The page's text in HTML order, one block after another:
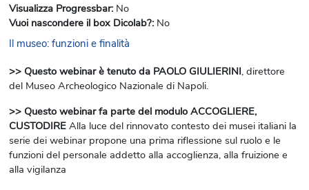
Visualizza Progressbar: No
Vuoi nascondere il box Dicolab?: No
Il museo: funzioni e finalità
>> Questo webinar è tenuto da PAOLO GIULIERINI, direttore
del Museo Archeologico Nazionale di Napoli.
>> Questo webinar fa parte del modulo ACCOGLIERE,
CUSTODIRE Alla luce del rinnovato contesto dei musei italiani la
serie dei webinar propone una prima riflessione sul ruolo e le
funzioni del personale addetto alla accoglienza, alla fruizione e
alla vigilanza